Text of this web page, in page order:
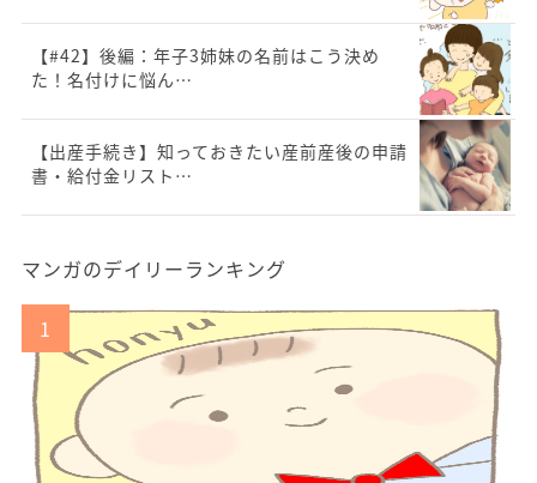
【#42】後編：年子3姉妹の名前はこう決め
た！名付けに悩ん…
【出産手続き】知っておきたい産前産後の申請
書・給付金リスト…
マンガのデイリーランキング